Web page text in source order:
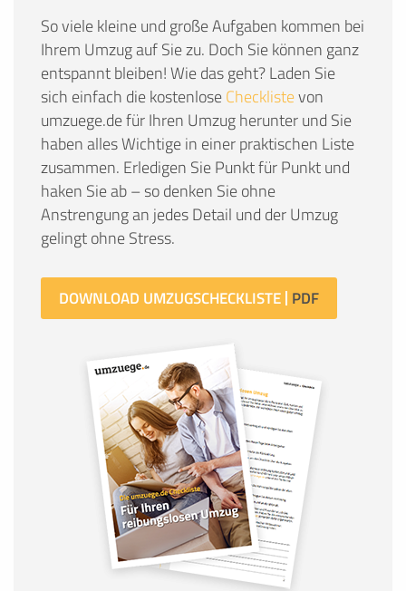
So viele kleine und große Aufgaben kommen bei
Ihrem Umzug auf Sie zu. Doch Sie können ganz
entspannt bleiben! Wie das geht? Laden Sie
sich einfach die kostenloseChecklistevon
umzuege.de für Ihren Umzug herunter und Sie
haben alles Wichtige in einer praktischen Liste
zusammen. Erledigen Sie Punkt für Punkt und
haken Sie ab – so denken Sie ohne
Anstrengung an jedes Detail und der Umzug
gelingt ohne Stress.
DOWNLOAD UMZUGSCHECKLISTE